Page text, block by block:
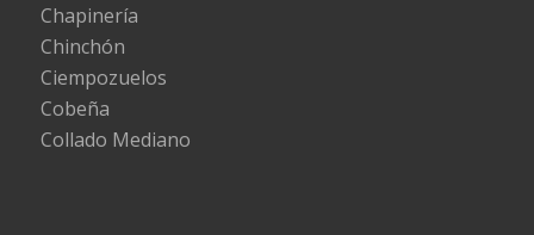
Chapinería
Chinchón
Ciempozuelos
Cobeña
Collado Mediano